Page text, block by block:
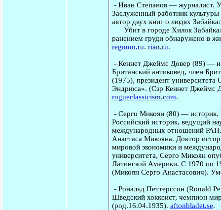
- Иван Степанов — журналист.
Заслуженный работник
автор двух книг о людях
Убит в городе Хилок
ранением груди обнаружено в
regnum.ru. rian.ru.
- Кеннет Джеймс Довер (89) —
Британский антиковед, член
(1975), президент
Эндрюса». (Сэр Кеннет Джеймс
rogueclassicism.com.
- Серго Микоян (80) — историк.
Российский историк, ведущий
международных отношений РАН.
Анастаса Микояна. Доктор
мировой экономики и
университета, Серго Микоян
Латинской Америки. С 1970 по
(Микоян Серго Анастасович).
- Рональд Петтерссон (Ronald
Шведский хоккеист, чемпион
(род.16.04.1935). aftonbladet.se.